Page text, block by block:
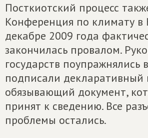
Посткиотский процесс
Конференция по климату в
декабре 2009 года
закончилась провалом.
государств поупражнялись
подписали декларативный
обязывающий документ,
принят к сведению. Все
проблемы остались.